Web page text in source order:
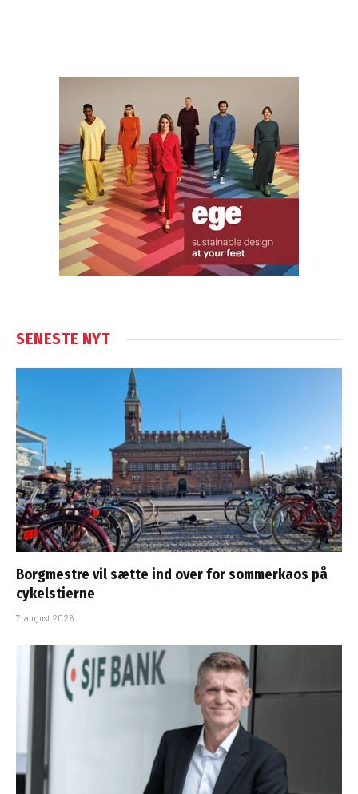
SENESTE NYT
Borgmestre vil sætte ind over for sommerkaos på
cykelstierne
7. august 2026